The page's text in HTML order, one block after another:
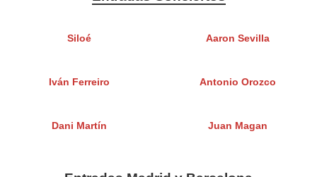
Siloé Aaron Sevilla
Iván Ferreiro Antonio Orozco
Dani Martín Juan Magan